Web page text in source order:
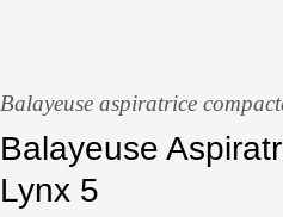
Balayeuse aspiratrice
Balayeuse
Lynx 5